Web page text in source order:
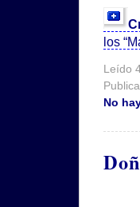
los
Leído
No